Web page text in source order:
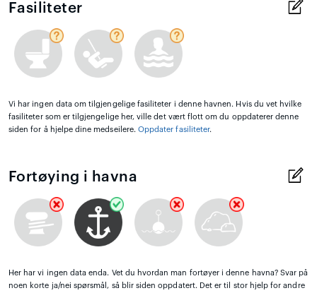
Fasiliteter
Vi har ingen data om tilgjengelige fasiliteter i denne havnen. Hvis du vet hvilke
fasiliteter som er tilgjengelige her, ville det vært flott om du oppdaterer denne
siden for å hjelpe dine medseilere. Oppdater fasiliteter.
Fortøying i havna
Her har vi ingen data enda. Vet du hvordan man fortøyer i denne havna? Svar på
noen korte ja/nei spørsmål, så blir siden oppdatert. Det er til stor hjelp for andre